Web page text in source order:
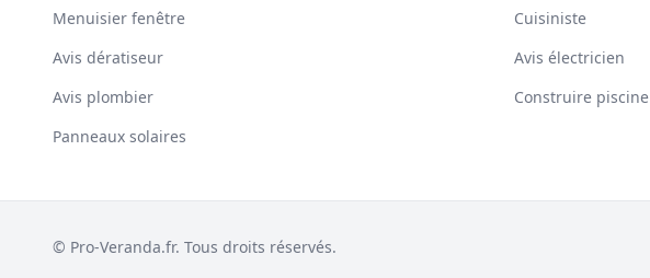
Menuisier fenêtre
Cuisiniste
Avis dératiseur
Avis électricien
Avis plombier
Construire piscine
Panneaux solaires
© Pro-Veranda.fr. Tous droits réservés.